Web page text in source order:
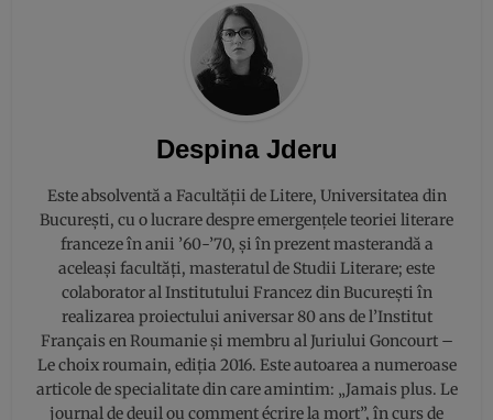
Despina Jderu
Este absolventă a Facultății de Litere, Universitatea din
București, cu o lucrare despre emergențele teoriei literare
franceze în anii ’60-’70, și în prezent masterandă a
aceleași facultăți, masteratul de Studii Literare; este
colaborator al Institutului Francez din București în
realizarea proiectului aniversar 80 ans de l’Institut
Français en Roumanie și membru al Juriului Goncourt –
Le choix roumain, ediția 2016. Este autoarea a numeroase
articole de specialitate din care amintim: „Jamais plus. Le
journal de deuil ou comment écrire la mort”, în curs de